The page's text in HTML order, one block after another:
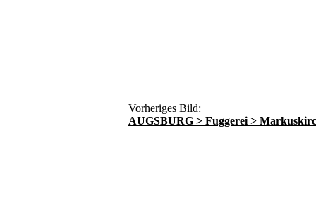
Vorheriges Bild:
AUGSBURG > Fuggerei >